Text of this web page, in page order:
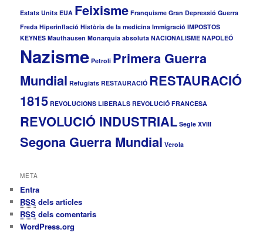
i
s
Estats Units EUA Feixisme Franquisme Gran Depressió Guerra
Freda Hiperinflació Història de la medicina Immigració IMPOSTOS
KEYNES Mauthausen Monarquia absoluta NACIONALISME NAPOLEÓ
Nazisme Petroli Primera Guerra
Mundial Refugiats RESTAURACIÓ RESTAURACIÓ
1815 REVOLUCIONS LIBERALS REVOLUCIÓ FRANCESA
REVOLUCIÓ INDUSTRIAL Segle XVIII
Segona Guerra Mundial Verola
META
Entra
RSS dels articles
RSS dels comentaris
WordPress.org